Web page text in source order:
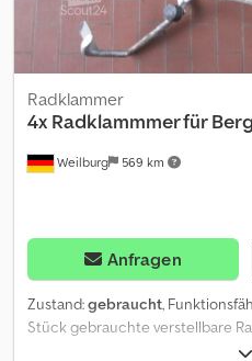
Weilburg 569 km
Radklammer
4x Radklammmer für
Anfragen
Zustand:gebraucht,
Stück gebrauchte verstellbare
usw, voll funktionsfähig. Codpfx